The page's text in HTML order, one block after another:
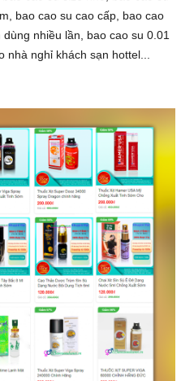
bao cao su cao cấp, bao cao
nhiều lần, bao cao su 0.01
nghỉ khách sạn hottel...